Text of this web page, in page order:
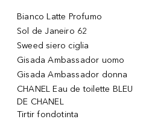
Bianco Latte Profumo
Sol de Janeiro 62
Sweed siero ciglia
Gisada Ambassador uomo
Gisada Ambassador donna
CHANEL Eau de toilette BLEU
DE CHANEL
Tirtir fondotinta